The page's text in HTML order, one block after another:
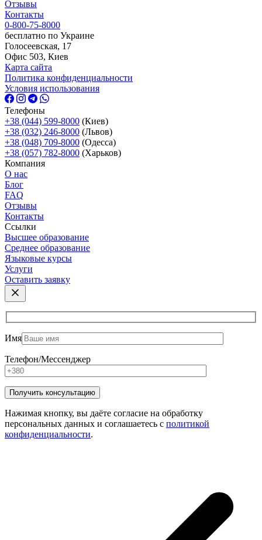
Отзывы
Контакты
0-800-75-8000
бесплатно по Украине
Голосеевская, 17
Офис 503, Киев
Карта сайта
Политика конфиденциальности
Условия использования
Телефоны
+38 (044) 599-8000 (Киев)
+38 (032) 246-8000 (Львов)
+38 (048) 709-8000 (Одесcа)
+38 (057) 782-8000 (Харьков)
Компания
О нас
Блог
FAQ
Отзывы
Контакты
Ссылки
Высшее образование
Среднее образование
Языковые курсы
Услуги
Оставить заявку
Имя
Телефон/Мессенджер
Нажимая кнопку, вы даёте согласие на обработку
персональных данных и соглашаетесь с политикой
конфиденциальности.